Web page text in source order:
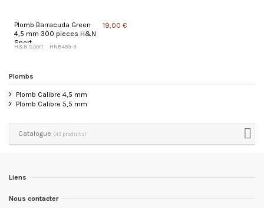
Plomb Barracuda Green
4,5 mm 300 pieces H&N
Sport
H&N Sport HNB45G-3
19,00 €
Plombs
Plomb Calibre 4,5 mm
Plomb Calibre 5,5 mm
Catalogue (43 produits)
Liens
Nous contacter